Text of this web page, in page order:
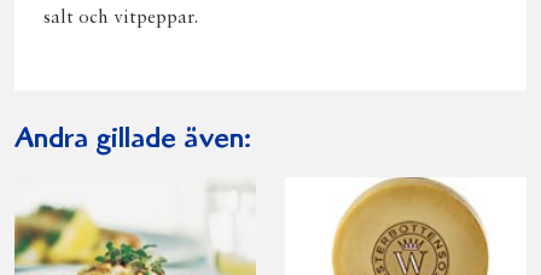
salt och vitpeppar.
Andra gillade även: